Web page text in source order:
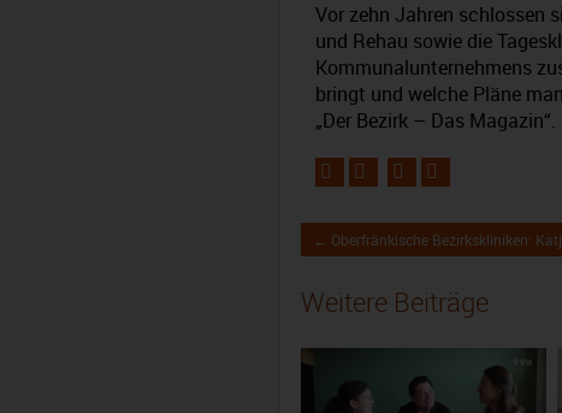
Vor zehn Jahren schlossen
und Rehau sowie die
Kommunalunternehmens
bringt und welche Pläne
„Der Bezirk – Das Magazin“.
← Oberfränkische Bezirkskliniken:
Weitere Beiträge